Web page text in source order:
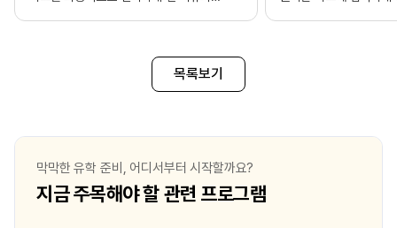
때 미국에서 살다 온 탓인지, 저의 어린
시절은 유학을 가고 싶다는 꿈으로 가득 차
없었고, 무엇보다 예술을 배우고 다른
사람들과 나누는 것에 대해 부정적인
고정관념이 있었습니다. 그러나 12학년
3월부터 1:1 온라인 수
목록보기
막막한 유학 준비, 어디서부터 시작할까요?
지금 주목해야 할 관련 프로그램